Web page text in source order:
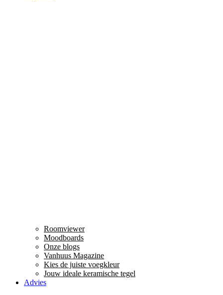
Roomviewer
Moodboards
Onze blogs
Vanhuus Magazine
Kies de juiste voegkleur
Jouw ideale keramische tegel
Advies